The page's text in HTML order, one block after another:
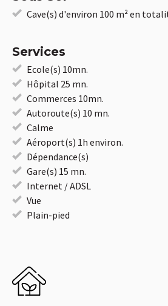
Cave(s) d'environ 100 m² en
Services
Ecole(s) 10mn.
Hôpital 25 mn.
Commerces 10mn.
Autoroute(s) 10 mn.
Calme
Aéroport(s) 1h environ.
Dépendance(s)
Gare(s) 15 mn.
Internet / ADSL
Vue
Plain-pied